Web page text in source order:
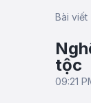
Bài viết
tộc
09:21